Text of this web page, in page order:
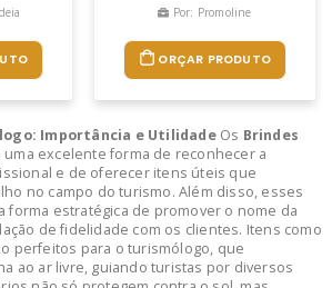
Por: Promoline
ORÇAR PRODUTO
Importância e Utilidade Os Brindes
uma excelente forma de reconhecer a
e de oferecer itens úteis que
no campo do turismo. Além disso, esses
forma estratégica de promover o nome da
de fidelidade com os clientes. Itens como
perfeitos para o turismólogo, que
ao ar livre, guiando turistas por diversos